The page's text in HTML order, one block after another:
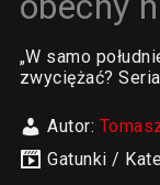
„W samo
zwyciężać?
Autor:
Gatunki /